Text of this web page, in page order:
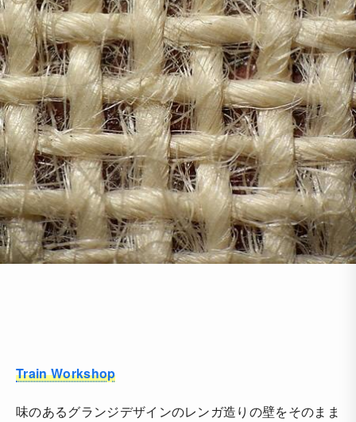
Train Workshop
味のあるグランジデザインのレンガ造りの壁をそのまま